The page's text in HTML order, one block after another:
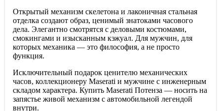
Открытый механизм скелетона и лаконичная стальная
отделка создают образ, ценимый знатоками часового
дела. Элегантно смотрятся с деловыми костюмами,
смокингами и изысканным кэжуал. Для мужчин, для
которых механика — это философия, а не просто
функция.
Исключительный подарок ценителю механических
часов, коллекционеру Maserati и мужчине с инженерным
складом характера. Купить Maserati Потенза — носить на
запястье живой механизм с автомобильной легендой
внутри.